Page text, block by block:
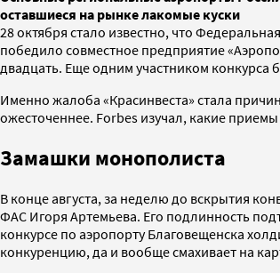
оставшиеся на рынке лакомые куски
28 октября стало известно, что
победило совместное предприятие
двадцать. Еще одним участником конкурса
Именно жалоба «Красинвеста» стала
ожесточеннее. Forbes изучал, какие
Замашки монополиста
В конце августа, за неделю до вскрытия
ФАС Игоря Артемьева. Его подлинность
конкурсе по аэропорту Благовещенска
конкуренцию, да и вообще смахивает на